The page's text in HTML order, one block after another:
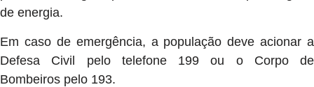
de energia.
Em caso de emergência, a população deve acionar a
Defesa Civil pelo telefone 199 ou o Corpo de
Bombeiros pelo 193.